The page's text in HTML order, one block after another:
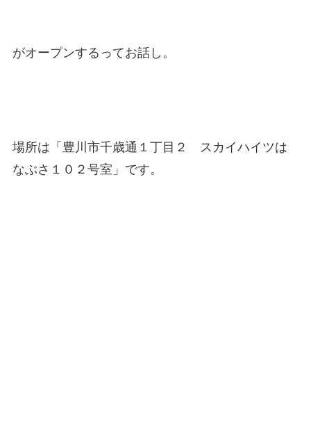
がオープンするってお話し。
場所は「豊川市千歳通１丁目２ スカイハイツは
なぶさ１０２号室」です。